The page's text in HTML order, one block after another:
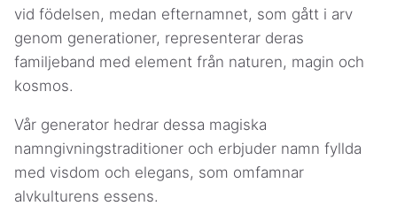
vid födelsen, medan efternamnet, som gått i arv
genom generationer, representerar deras
familjeband med element från naturen, magin och
kosmos.
Vår generator hedrar dessa magiska
namngivningstraditioner och erbjuder namn fyllda
med visdom och elegans, som omfamnar
alvkulturens essens.